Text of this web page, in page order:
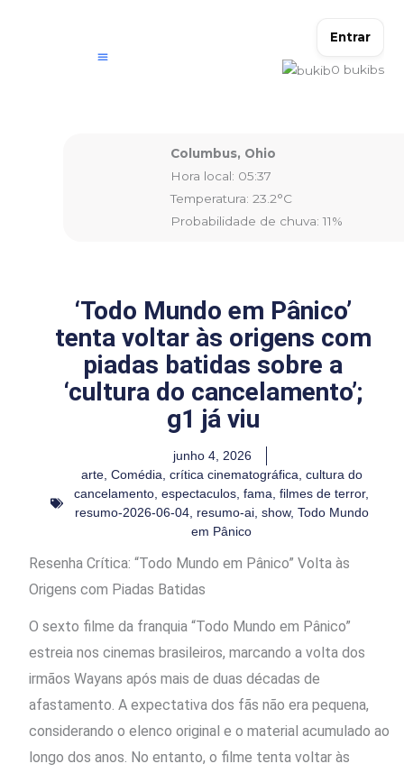
Entrar
0 bukibs
Columbus, Ohio
Hora local: 05:37
Temperatura: 23.2°C
Probabilidade de chuva: 11%
‘Todo Mundo em Pânico’
tenta voltar às origens com
piadas batidas sobre a
‘cultura do cancelamento’;
g1 já viu
junho 4, 2026
arte, Comédia, crítica cinematográfica, cultura do
cancelamento, espectaculos, fama, filmes de terror,
resumo-2026-06-04, resumo-ai, show, Todo Mundo
em Pânico
Resenha Crítica: “Todo Mundo em Pânico” Volta às
Origens com Piadas Batidas
O sexto filme da franquia “Todo Mundo em Pânico”
estreia nos cinemas brasileiros, marcando a volta dos
irmãos Wayans após mais de duas décadas de
afastamento. A expectativa dos fãs não era pequena,
considerando o elenco original e o material acumulado ao
longo dos anos. No entanto, o filme tenta voltar às